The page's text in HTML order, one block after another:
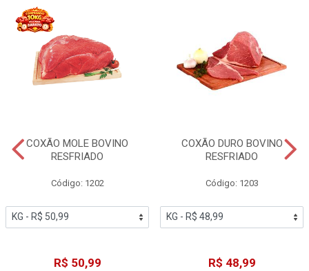
COXÃO MOLE BOVINO
RESFRIADO
Código: 1202
R$ 50,99
COXÃO DURO BOVINO
RESFRIADO
Código: 1203
R$ 48,99